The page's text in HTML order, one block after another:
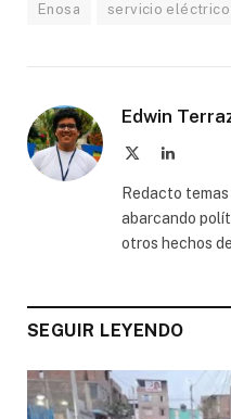
Enosa servicio eléctrico
Edwin
LinkedIn
Redacto
abarcando
otros hechos
SEGUIR LEYENDO